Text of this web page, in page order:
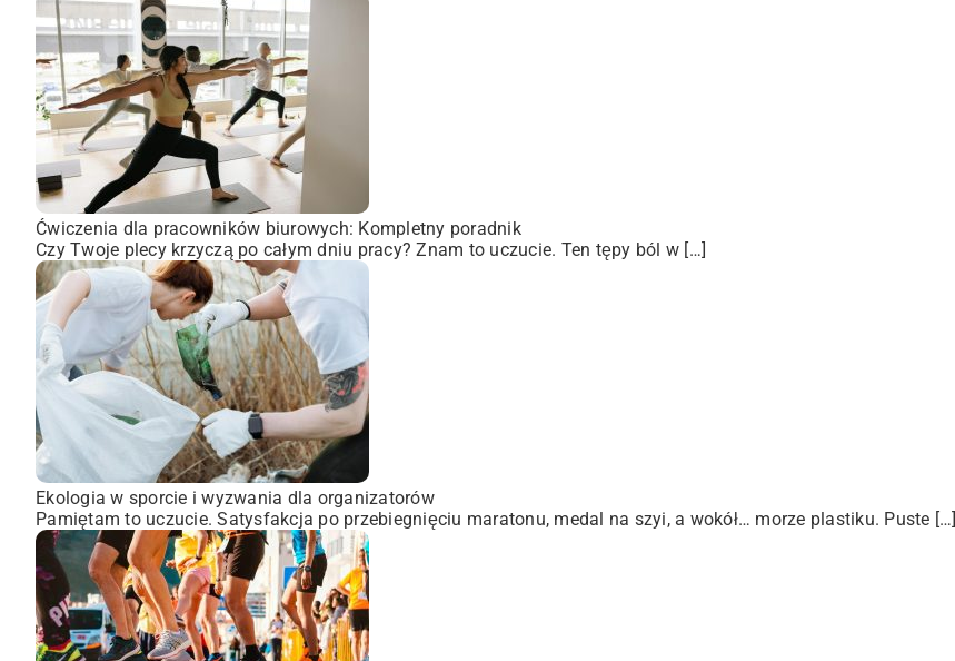
Ćwiczenia dla pracowników biurowych: Kompletny poradnik
Czy Twoje plecy krzyczą po całym dniu pracy? Znam to uczucie. Ten tępy ból w […]
Ekologia w sporcie i wyzwania dla organizatorów
Pamiętam to uczucie. Satysfakcja po przebiegnięciu maratonu, medal na szyi, a wokół… morze plastiku. Puste […]